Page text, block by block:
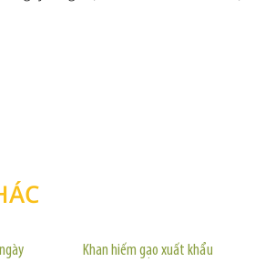
Khan hiếm gạo xuất khẩu